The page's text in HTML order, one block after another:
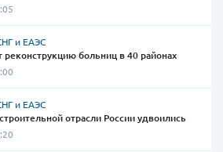
и ЕАЭС
реконструкцию больниц в 40 районах
и ЕАЭС
отрасли России удвоились